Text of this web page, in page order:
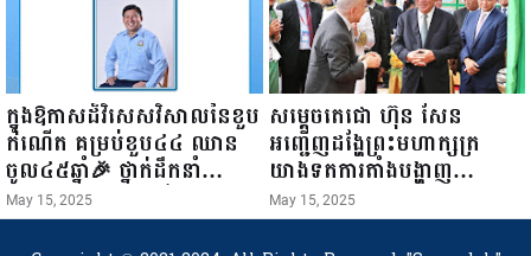
ក្នុងឱកាសដ៏វិសេសវិសាលនៃខួប
កំណើត គម្រប់ខួប៤៤ ឈាន
ចូល៤៥ឆ្នាំ🎉 ថ្នាក់ដឹកនាំ
សមាជិក សមាជិកា នៃក្រុម
គ្រួសារកម្មវិធីអាជីវកម្មចល័ត និង
May 15, 2025
សម្តេចតេជោ ហ៊ុន សែន
អញ្ជើញដង្ហែព្រះមហាក្សត្រ
យាងទតការតាំងបង្ហាញ
ផលិតផលកសិកម្ម កសិ
ឧស្សាហកម្ម និងសិប្បកម្ម ក្នុង
May 15, 2025